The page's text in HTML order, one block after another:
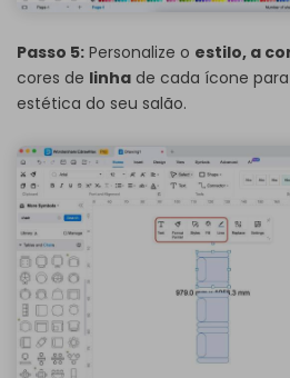
Passo 5: Personalize o estilo, a
cores de linha de cada ícone
estética do seu salão.